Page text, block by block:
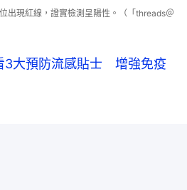
出現紅線，證實檢測呈陽性。（「threads＠
大預防流感貼士 增強免疫